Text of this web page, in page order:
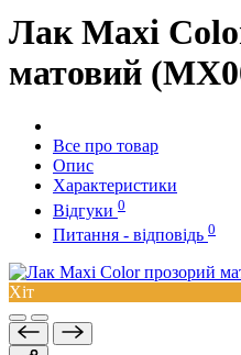
Лак Maxi
матовий
Все про товар
Опис
Характеристики
Відгуки 0
Питання - відповідь 0
Хіт